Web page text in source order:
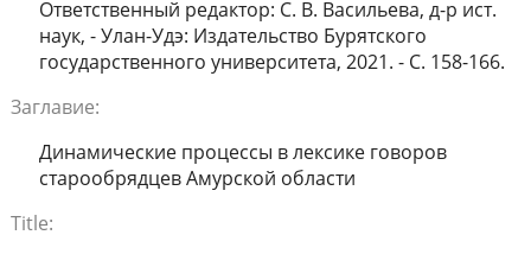
Ответственный редактор: С. В. Васильева, д-р ист.
наук, - Улан-Удэ: Издательство Бурятского
государственного университета, 2021. - С. 158-166.
Заглавие:
Динамические процессы в лексике говоров
старообрядцев Амурской области
Title: